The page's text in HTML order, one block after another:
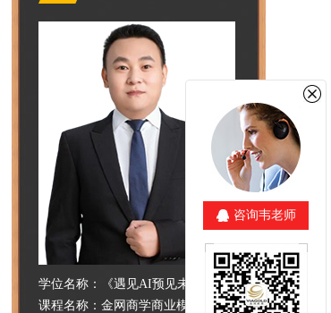
学位名称：
《遇见AI预见未来》
课程名称： 金网商学商业模式班
咨询韦老师